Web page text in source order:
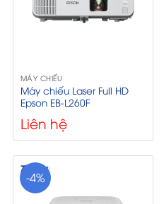
MÁY CHIẾU
Máy chiếu Laser Full HD
Epson EB-L260F
Liên hệ
-4%